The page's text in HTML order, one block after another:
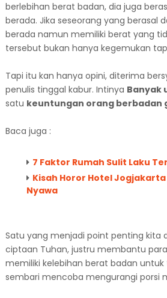
berlebihan berat badan, dia juga
berada. Jika seseorang yang berasal
berada namun memiliki berat yang
tersebut bukan hanya kegemukan
Tapi itu kan hanya opini, diterima
penulis tinggal kabur. Intinya Banyak
satu keuntungan orang berbadan
Baca juga :
7 Faktor Rumah Sulit Laku
Kisah Horor Hotel
Nyawa
Satu yang menjadi point penting kita
ciptaan Tuhan, justru membantu
memiliki kelebihan berat badan
sembari mencoba mengurangi porsi